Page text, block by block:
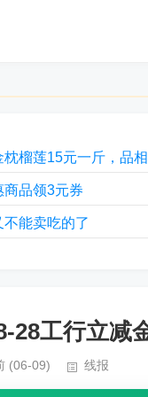
枕榴莲15元一斤，品
商品领3元券
不能卖吃的了
28工行立减
(06-09) 线报